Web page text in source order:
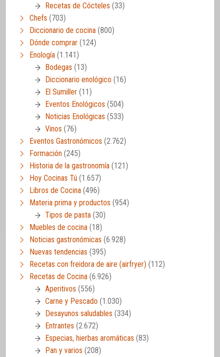
Recetas de Cócteles (33)
Chefs (703)
Diccionario de cocina (800)
Dónde comprar (124)
Enología (1.141)
Bodegas (13)
Diccionario enológico (16)
El Sumiller (11)
Eventos Enológicos (504)
Noticias Enológicas (533)
Vinos (76)
Eventos Gastronómicos (2.762)
Formación (245)
Historia de la gastronomía (121)
Hoy Cocinas Tú (1.657)
Libros de Cocina (496)
Materia prima y productos (954)
Tipos de pasta (30)
Muebles de cocina (18)
Noticias gastronómicas (6.928)
Nuevas tendencias (395)
Recetas con freidora de aire (airfryer) (112)
Recetas de Cocina (6.926)
Aperitivos (556)
Carne y Pescado (1.030)
Desayunos saludables (334)
Entrantes (2.672)
Especias, hierbas aromáticas (83)
Pan y varios (208)